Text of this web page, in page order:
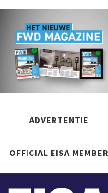
ADVERTENTIE
OFFICIAL EISA MEMBER